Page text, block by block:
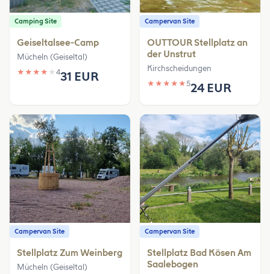
Camping Site
Geiseltalsee-Camp
Mücheln (Geiseltal)
★ ★ ★ ★ ★ 431 EUR
Campervan Site
OUTTOUR Stellplatz an
der Unstrut
Kirchscheidungen
★ ★ ★ ★ ★524 EUR
Campervan Site
Stellplatz Zum Weinberg
Mücheln (Geiseltal)
Campervan Site
Stellplatz Bad Kösen Am
Saalebogen